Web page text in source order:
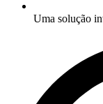
Uma solução